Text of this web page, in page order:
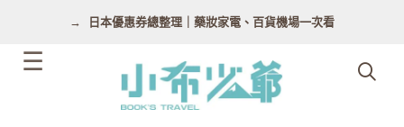
日本優惠券總整理｜藥妝家電、百貨機場一次看